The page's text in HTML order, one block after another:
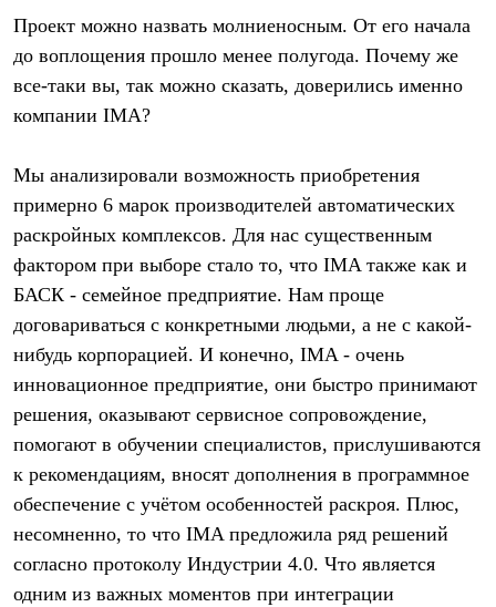
Куртки
Брюки
Лёгкая одежда
Рубашки
Футболки
Термобелье
Теплое термобелье
Среднее термобелье
Легкое термобелье
Флисовая одежда
Куртки
Брюки
Детская одежда
Утепленная пухом
Комбинезоны
Куртки
Утепленная синтетикой
Комбинезоны
Куртки
Брюки
Лёгкая одежда
Футболки
Брюки
Софтшелл одежда
Проект можно назвать молниеносным. От его начала
до воплощения прошло менее полугода. Почему же
все-таки вы, так можно сказать, доверились именно
компании IMA?
Мы анализировали возможность приобретения
примерно 6 марок производителей автоматических
раскройных комплексов. Для нас существенным
фактором при выборе стало то, что IMA также как и
БАСК - семейное предприятие. Нам проще
договариваться с конкретными людьми, а не с какой-
нибудь корпорацией. И конечно, IMA - очень
инновационное предприятие, они быстро принимают
решения, оказывают сервисное сопровождение,
помогают в обучении специалистов, прислушиваются
к рекомендациям, вносят дополнения в программное
обеспечение с учётом особенностей раскроя. Плюс,
несомненно, то что IMA предложила ряд решений
согласно протоколу Индустрии 4.0. Что является
одним из важных моментов при интеграции